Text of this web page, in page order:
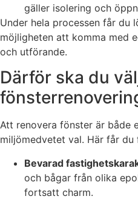
gäller isolering och
Under hela processen får du
möjligheten att komma med
och utförande.
Därför ska du
Att renovera fönster är både
miljömedvetet val. Här får
Bevarad
och bågar från olika
fortsatt charm.